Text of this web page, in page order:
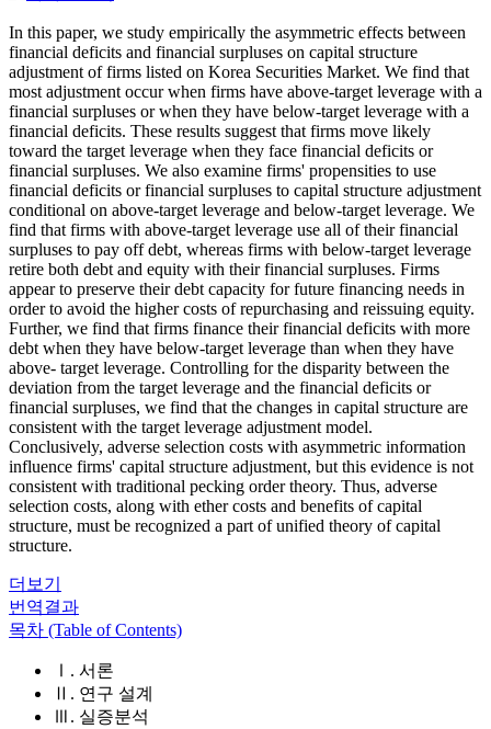
In this paper, we study empirically the asymmetric effects between
financial deficits and financial surpluses on capital structure
adjustment of firms listed on Korea Securities Market. We find that
most adjustment occur when firms have above-target leverage with a
financial surpluses or when they have below-target leverage with a
financial deficits. These results suggest that firms move likely
toward the target leverage when they face financial deficits or
financial surpluses. We also examine firms' propensities to use
financial deficits or financial surpluses to capital structure adjustment
conditional on above-target leverage and below-target leverage. We
find that firms with above-target leverage use all of their financial
surpluses to pay off debt, whereas firms with below-target leverage
retire both debt and equity with their financial surpluses. Firms
appear to preserve their debt capacity for future financing needs in
order to avoid the higher costs of repurchasing and reissuing equity.
Further, we find that firms finance their financial deficits with more
debt when they have below-target leverage than when they have
above- target leverage. Controlling for the disparity between the
deviation from the target leverage and the financial deficits or
financial surpluses, we find that the changes in capital structure are
consistent with the target leverage adjustment model.
Conclusively, adverse selection costs with asymmetric information
influence firms' capital structure adjustment, but this evidence is not
consistent with traditional pecking order theory. Thus, adverse
selection costs, along with ether costs and benefits of capital
structure, must be recognized a part of unified theory of capital
structure.
더보기
번역결과
목차 (Table of Contents)
Ⅰ. 서론
Ⅱ. 연구 설계
Ⅲ. 실증분석